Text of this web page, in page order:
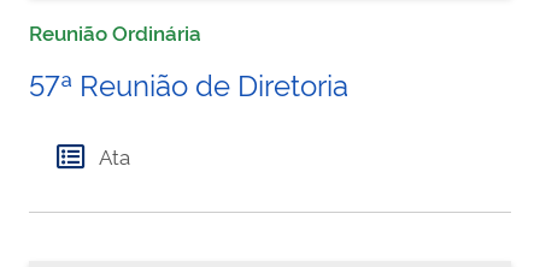
Reunião Ordinária
57ª Reunião de Diretoria
Ata